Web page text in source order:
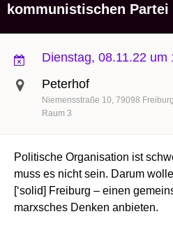
kommunistischen Partei
Dienstag, 08.11.22 um
Peterhof
Niemensstraße 10 79098 Freiburg
Raum 3
Politische Organisation ist
muss es nicht sein. Darum
[‘solid] Freiburg – einen
marxsches Denken anbieten.